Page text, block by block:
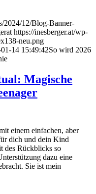
2024/12/Blog-Banner-
https://inesberger.at/wp-
neu.png
14 15:49:42So wird 2026
Magische
einem einfachen, aber
dich und dein Kind
des Rückblicks so
dazu eine
Sie ist mein